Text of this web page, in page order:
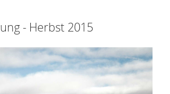
- Herbst 2015